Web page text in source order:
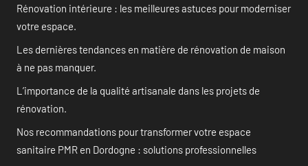
Rénovation intérieure : les meilleures astuces pour moderniser
votre espace.
Les dernières tendances en matière de rénovation de maison
à ne pas manquer.
L’importance de la qualité artisanale dans les projets de
rénovation.
Nos recommandations pour transformer votre espace
sanitaire PMR en Dordogne : solutions professionnelles